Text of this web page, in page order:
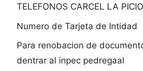
TELEFONOS CARCEL LA
Numero de Tarjeta de Intidad
Para renobacion de
dentrar al inpec pedregaal